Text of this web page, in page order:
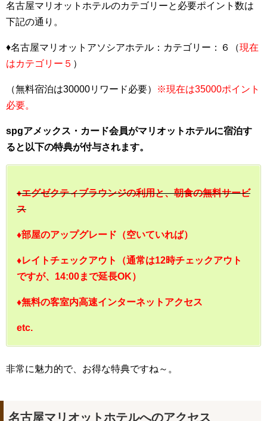
名古屋マリオットホテルのカテゴリーと必要ポイント数は
下記の通り。
♦名古屋マリオットアソシアホテル：カテゴリー：６（現在
はカテゴリー５ ）
（無料宿泊は30000リワード必要）
※現在は35000ポイント
必要。
spgアメックス・カード会員がマリオットホテルに宿泊す
ると以下の特典が付与されます。
♦エグゼクティブラウンジの利用と、朝食の無料サービ
ス
♦部屋のアップグレード（空いていれば）
♦レイトチェックアウト（通常は12時チェックアウト
ですが、14:00まで延長OK）
♦無料の客室内高速インターネットアクセス
etc.
非常に魅力的で、お得な特典ですね～。
名古屋マリオットホテルへのアクセス